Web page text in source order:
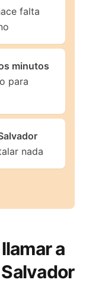
falta
minutos
para
nada
a
Salvador